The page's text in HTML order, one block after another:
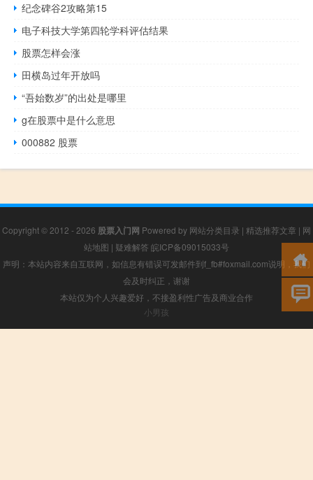
纪念碑谷2攻略第15
电子科技大学第四轮学科评估结果
股票怎样会涨
田横岛过年开放吗
“吾始数岁”的出处是哪里
g在股票中是什么意思
000882 股票
Copyright © 2012 - 2026 股票入门网 Powered by 网站分类目录 | 精选推荐文章 | 网
站地图 | 疑难解答 皖ICP备09015033号
声明：本站内容来自互联网，如信息有错误可发邮件到f_fb#foxmail.com说明，我们
会及时纠正，谢谢
本站仅为个人兴趣爱好，不接盈利性广告及商业合作
小男孩